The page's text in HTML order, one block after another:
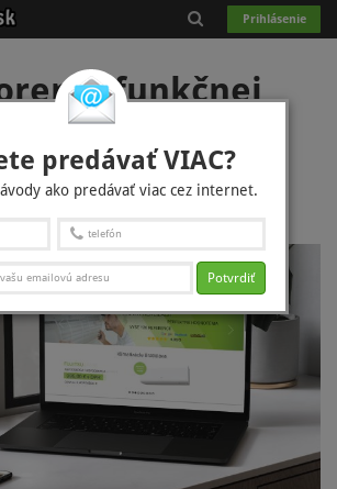
Prihlásenie
funkčnej
na mieru
na web
4535
predávať VIAC?
ako predávať viac cez internet.
Potvrdiť